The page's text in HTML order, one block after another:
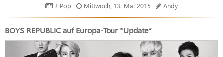
J-Pop Mittwoch, 13. Mai 2015 Andy
BOYS REPUBLIC auf Europa-Tour *Update*